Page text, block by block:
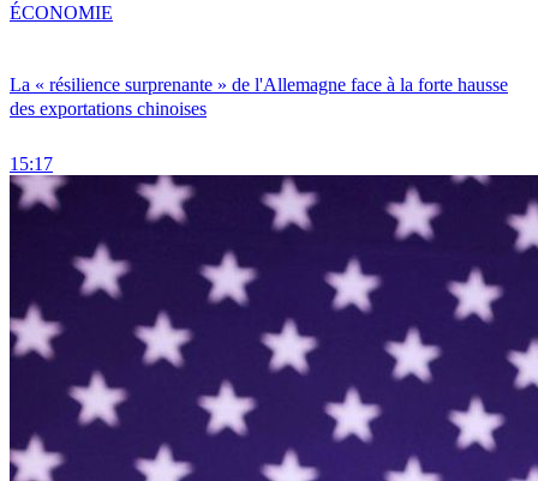
La « résilience surprenante » de l'Allemagne face à la forte hausse
des exportations chinoises
15:17
ÉCONOMIE